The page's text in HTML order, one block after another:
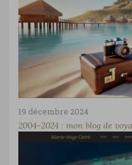
19 décembre 2024
2004-2024 : mon blog de